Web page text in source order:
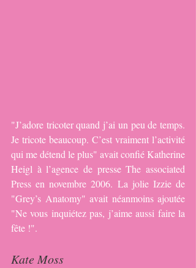
"J’adore tricoter quand j’ai un peu de temps.
Je tricote beaucoup. C’est vraiment l’activité
qui me détend le plus" avait confié Katherine
Heigl à l’agence de presse The associated
Press en novembre 2006. La jolie Izzie de
"Grey’s Anatomy" avait néanmoins ajoutée
"Ne vous inquiétez pas, j’aime aussi faire la
fête !".
Kate Moss